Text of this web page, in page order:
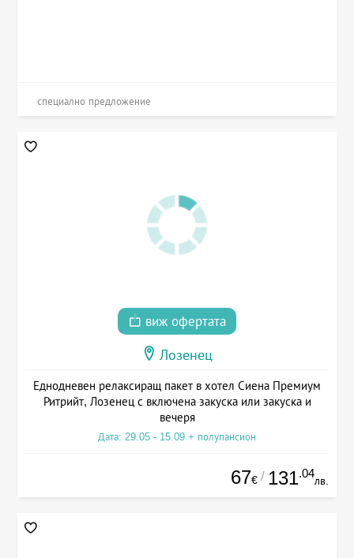
специално предложение
виж офертата
Лозенец
Еднодневен релаксиращ пакет в хотел Сиена Премиум
Ритрийт, Лозенец с включена закуска или закуска и
вечеря
Дата: 29.05 - 15.09 + полупансион
67€ / 131.04
лв.